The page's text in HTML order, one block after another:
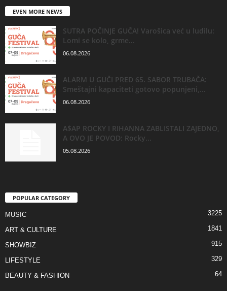
EVEN MORE NEWS
SUTRA POČINJE GUČA! Varošica već u ludilu:
Lomi se kolo, grme...
06.08.2026
ALARM U GUČI PRED 65. SABOR TRUBAČA:
Smeštajni kapaciteti gotovo popunjeni,...
06.08.2026
A$AP ROCKY I RIHANNA ZABLISTALI ZAJEDNO,
A OVO JE POVOD: Rocky...
05.08.2026
POPULAR CATEGORY
MUSIC 3225
ART & CULTURE 1841
SHOWBIZ 915
LIFESTYLE 329
BEAUTY & FASHION 64